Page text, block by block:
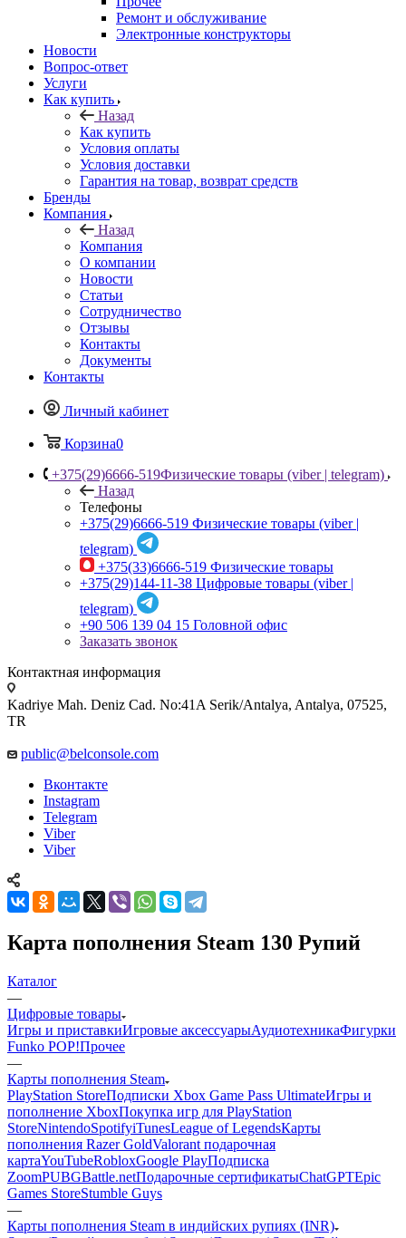
Ремонт и обслуживание
Электронные конструкторы
Новости
Вопрос-ответ
Услуги
Как купить
Назад
Как купить
Условия оплаты
Условия доставки
Гарантия на товар, возврат средств
Бренды
Компания
Назад
Компания
О компании
Новости
Статьи
Сотрудничество
Отзывы
Контакты
Документы
Контакты
Личный кабинет
Корзина0
+375(29)6666-519Физические товары (viber | telegram)
Назад
Телефоны
+375(29)6666-519 Физические товары (viber |
telegram)
+375(33)6666-519 Физические товары
+375(29)144-11-38 Цифровые товары (viber |
telegram)
+90 506 139 04 15 Головной офис
Заказать звонок
Контактная информация
Kadriye Mah. Deniz Cad. No:41A Serik/Antalya, Antalya, 07525,
TR
public@belconsole.com
Вконтакте
Instagram
Telegram
Viber
Viber
Карта пополнения Steam 130 Рупий
Каталог
—
Цифровые товары
Игры и приставкиИгровые аксессуарыАудиотехникаФигурки
Funko POP!Прочее
—
Карты пополнения Steam
PlayStation StoreПодписки Xbox Game Pass UltimateИгры и
пополнение XboxПокупка игр для PlayStation
StoreNintendoSpotifyiTunesLeague of LegendsКарты
пополнения Razer GoldValorant подарочная
картаYouTubeRobloxGoogle PlayПодписка
ZoomPUBGBattle.netПодарочные сертификатыChatGPTEpic
Games StoreStumble Guys
—
Карты пополнения Steam в индийских рупиях (INR)